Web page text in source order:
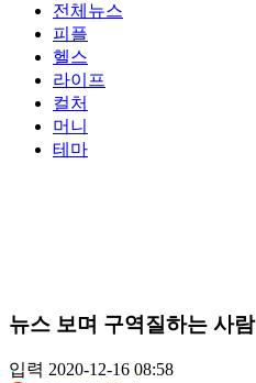
전체뉴스
피플
헬스
라이프
컬처
머니
테마
뉴스 보며 구역질하는 사람
입력 2020-12-16 08:58